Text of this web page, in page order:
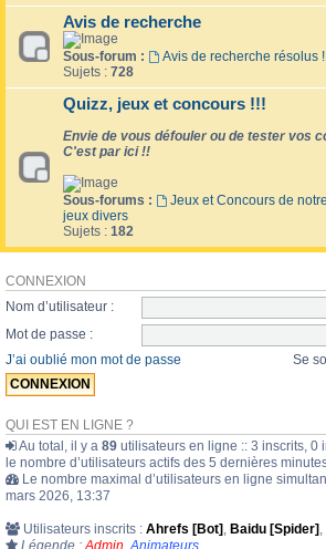
Avis de recherche
Sous-forum :
Avis de recherche résolus
Sujets : 728
Quizz, jeux et concours !!!
Envie de vous défouler ou de tester vos
C'est par ici !!
Sous-forums : Jeux et Concours de
jeux divers
Sujets : 182
CONNEXION
Nom d’utilisateur :
Mot de passe :
J’ai oublié mon mot de passe
Se
QUI EST EN LIGNE ?
Au total, il y a 89 utilisateurs en ligne :: 3 inscrits, 0
le nombre d’utilisateurs actifs des 5 dernières
Le nombre maximal d’utilisateurs en ligne
mars 2026, 13:37
Utilisateurs inscrits : Ahrefs [Bot] , Baidu [Spider] ,
Légende : Admin Animateurs